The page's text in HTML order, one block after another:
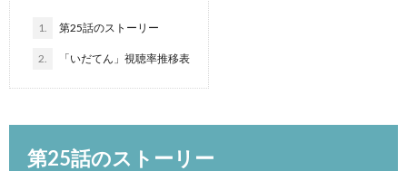
1. 第25話のストーリー
2. 「いだてん」視聴率推移表
第25話のストーリー